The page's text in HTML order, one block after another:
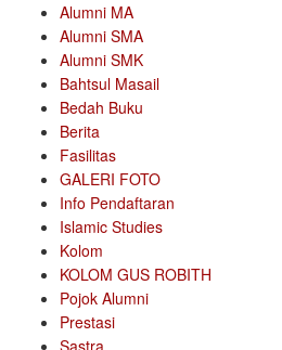
Alumni MA
Alumni SMA
Alumni SMK
Bahtsul Masail
Bedah Buku
Berita
Fasilitas
GALERI FOTO
Info Pendaftaran
Islamic Studies
Kolom
KOLOM GUS ROBITH
Pojok Alumni
Prestasi